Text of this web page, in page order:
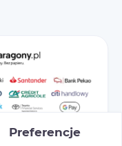
Preferencje